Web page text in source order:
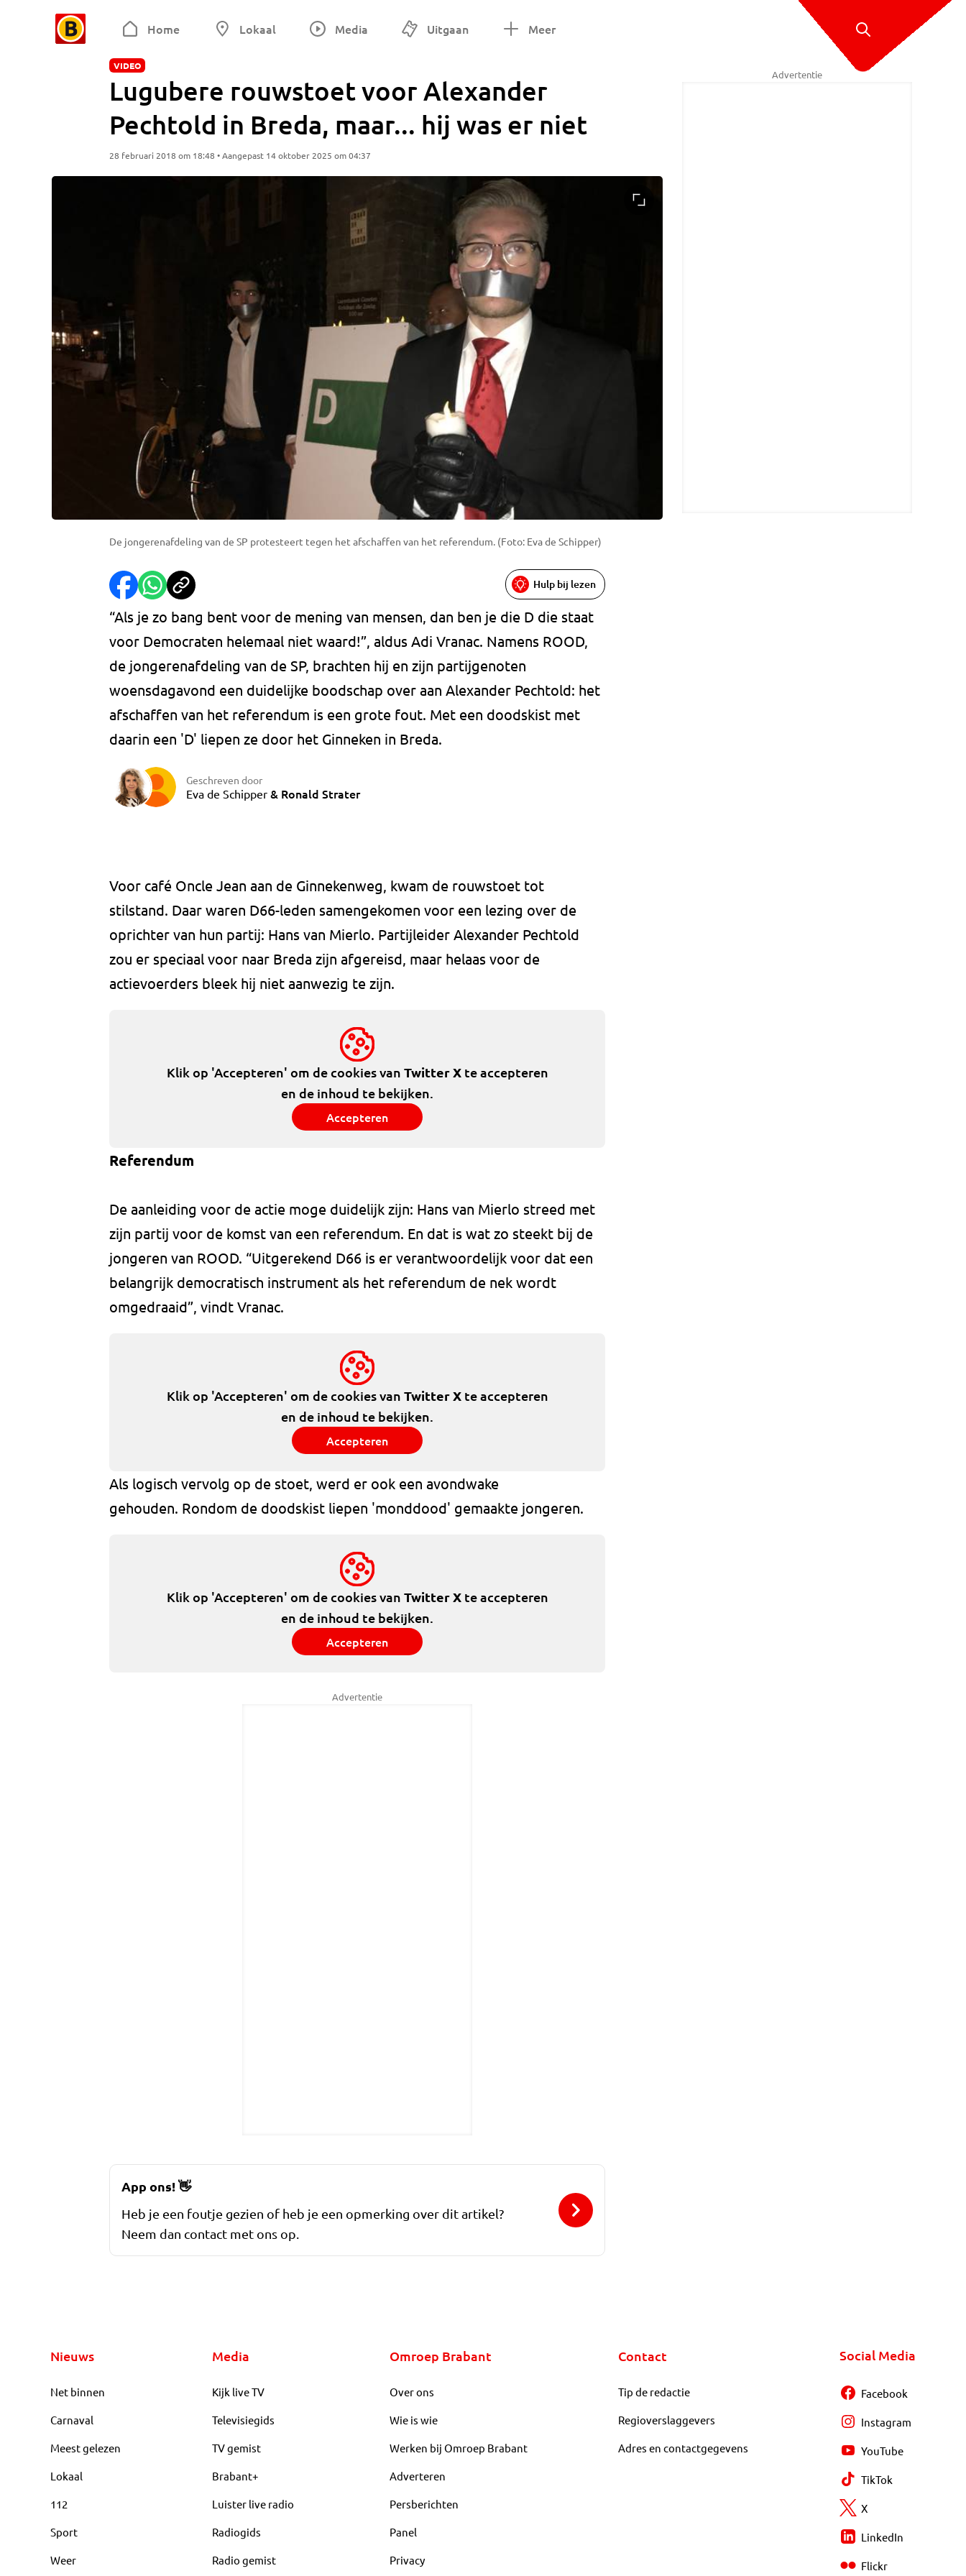
Home Lokaal Media Uitgaan Meer
VIDEO
Lugubere rouwstoet voor Alexander
Pechtold in Breda, maar... hij was er niet
28 februari 2018 om 18:48 • Aangepast 14 oktober 2025 om 04:37
De jongerenafdeling van de SP protesteert tegen het afschaffen van het referendum. (Foto: Eva de Schipper)
Hulp bij lezen
“Als je zo bang bent voor de mening van mensen, dan ben je die D die staat
voor Democraten helemaal niet waard!”, aldus Adi Vranac. Namens ROOD,
de jongerenafdeling van de SP, brachten hij en zijn partijgenoten
woensdagavond een duidelijke boodschap over aan Alexander Pechtold: het
afschaffen van het referendum is een grote fout. Met een doodskist met
daarin een 'D' liepen ze door het Ginneken in Breda.
Geschreven door
Eva de Schipper & Ronald Strater
Voor café Oncle Jean aan de Ginnekenweg, kwam de rouwstoet tot
stilstand. Daar waren D66-leden samengekomen voor een lezing over de
oprichter van hun partij: Hans van Mierlo. Partijleider Alexander Pechtold
zou er speciaal voor naar Breda zijn afgereisd, maar helaas voor de
actievoerders bleek hij niet aanwezig te zijn.
Klik op 'Accepteren' om de cookies van Twitter Xte accepteren
en de inhoud te bekijken.
Accepteren
Referendum
De aanleiding voor de actie moge duidelijk zijn: Hans van Mierlo streed met
zijn partij voor de komst van een referendum. En dat is wat zo steekt bij de
jongeren van ROOD. “Uitgerekend D66 is er verantwoordelijk voor dat een
belangrijk democratisch instrument als het referendum de nek wordt
omgedraaid”, vindt Vranac.
Klik op 'Accepteren' om de cookies van Twitter Xte accepteren
en de inhoud te bekijken.
Accepteren
Als logisch vervolg op de stoet, werd er ook een avondwake
gehouden. Rondom de doodskist liepen 'monddood' gemaakte jongeren.
Klik op 'Accepteren' om de cookies van Twitter Xte accepteren
en de inhoud te bekijken.
Accepteren
Advertentie
Advertentie
App ons!👋
Heb je een foutje gezien of heb je een opmerking over dit artikel?
Neem dan contact met ons op.
Nieuws
Net binnen
Carnaval
Meest gelezen
Lokaal
112
Sport
Weer
Media
Kijk live TV
Televisiegids
TV gemist
Brabant+
Luister live radio
Radiogids
Radio gemist
Omroep Brabant
Over ons
Wie is wie
Werken bij Omroep Brabant
Adverteren
Persberichten
Panel
Privacy
Contact
Tip de redactie
Regioverslaggevers
Adres en contactgegevens
Social Media
Facebook
Instagram
YouTube
TikTok
X
LinkedIn
Flickr